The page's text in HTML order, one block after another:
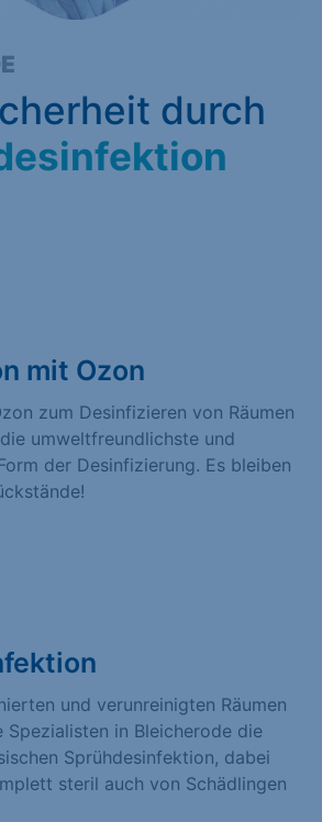
durch
mit Ozon
zum Desinfizieren von Räumen
umweltfreundlichste und
der Desinfizierung. Es bleiben
und verunreinigten Räumen
Spezialisten in Bleicherode die
Sprühdesinfektion, dabei
steril auch von Schädlingen